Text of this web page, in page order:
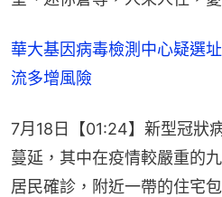
華大基因病毒檢測中心疑選
流多增風險
7月18日【01:24】新型冠狀
蔓延，其中在疫情較嚴重的
居民確診，附近一帶的住宅